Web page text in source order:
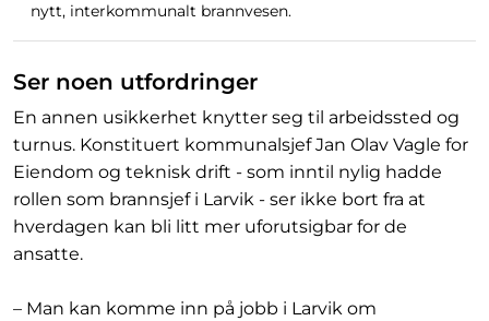
nytt, interkommunalt brannvesen.
Ser noen utfordringer
En annen usikkerhet knytter seg til arbeidssted og
turnus. Konstituert kommunalsjef Jan Olav Vagle for
Eiendom og teknisk drift - som inntil nylig hadde
rollen som brannsjef i Larvik - ser ikke bort fra at
hverdagen kan bli litt mer uforutsigbar for de
ansatte.
– Man kan komme inn på jobb i Larvik om